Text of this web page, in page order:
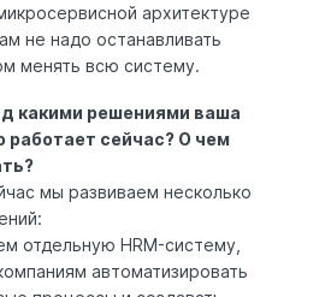
архитектуре
не надо останавливать
менять всю систему.
какими решениями ваша
работает сейчас? О чем
мы развиваем несколько
отдельную HRM-систему,
автоматизировать